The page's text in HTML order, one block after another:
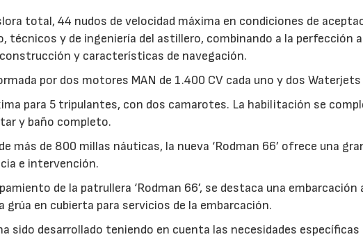
total, 44 nudos de velocidad máxima en condiciones de
técnicos y de ingeniería del astillero, combinando a la perfección
y características de navegación.
por dos motores MAN de 1.400 CV cada uno y dos
para 5 tripulantes, con dos camarotes. La habilitación se
y baño completo.
más de 800 millas náuticas, la nueva ‘Rodman 66’ ofrece una
e intervención.
de la patrullera ‘Rodman 66’, se destaca una embarcación
grúa en cubierta para servicios de la embarcación.
sido desarrollado teniendo en cuenta las necesidades específicas